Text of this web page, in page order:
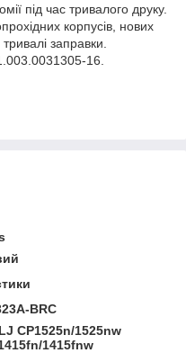
під час тривалого друку.
корпусів, нових
заправки.
16.
BRC
CP1525n/1525nw
1415fnw